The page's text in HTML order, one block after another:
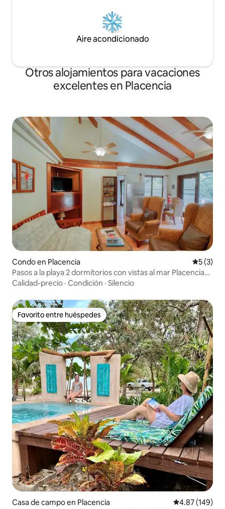
Aire acondicionado
Otros alojamientos para vacaciones
excelentes en Placencia
Condo en Placencia
5 (3)
Pasos a la playa 2 dormitorios con vistas al mar Placencia
Peninsula
Calidad-precio · Condición · Silencio
Favorito entre huéspedes
Favorito entre huéspedes
Casa de campo en Placencia Calificación
4.87 (149)